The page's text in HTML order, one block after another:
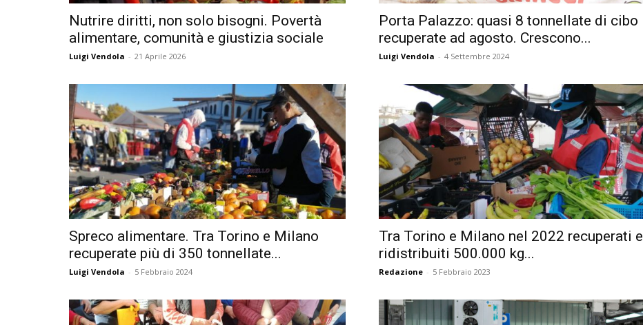
Nutrire diritti, non solo bisogni. Povertà
alimentare, comunità e giustizia sociale
Luigi Vendola - 21 Aprile 2026
Porta Palazzo: quasi 8 tonnellate di cibo
recuperate ad agosto. Crescono...
Luigi Vendola - 4 Settembre 2024
Spreco alimentare. Tra Torino e Milano
recuperate più di 350 tonnellate...
Luigi Vendola - 5 Febbraio 2024
Tra Torino e Milano nel 2022 recuperati e
ridistribuiti 500.000 kg...
Redazione - 5 Febbraio 2023